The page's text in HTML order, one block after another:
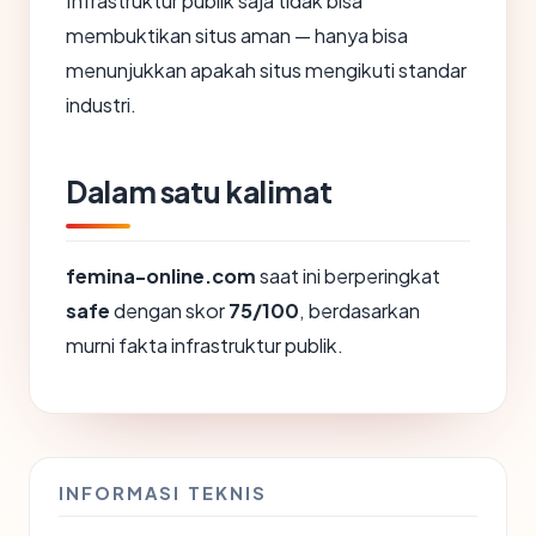
membuktikan situs aman — hanya bisa
menunjukkan apakah situs mengikuti standar
industri.
Dalam satu kalimat
femina-online.comsaat ini berperingkat
safedengan skor75/100, berdasarkan
murni fakta infrastruktur publik.
INFORMASI TEKNIS